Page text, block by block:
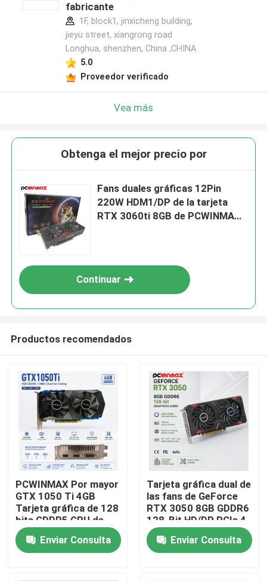
Hogar
Productos
Vídeos
fabricante
1F, block1, jinxicheng building,
jieyu street, xiangrong road
Longhua, shenzhen, China ,CHINA
5.0
Proveedor verificado
Vea más
Obtenga el mejor precio por
Fans duales gráficas 12Pin
220W HDM1/DP de la tarjeta
RTX 3060ti 8GB de PCWINMAX
Continuar
Productos recomendados
PCWINMAX Por mayor
GTX 1050 Ti 4GB
Tarjeta gráfica de 128
bits GDDR5 GPU de
baja potencia con
salida HD DP DVI para
escritorio
Enviar Consulta
Tarjeta gráfica dual de
las fans de GeForce
RTX 3050 8GB GDDR6
128-Bit HD/DP PCIe 4
del juego de
PCWINMAX para el
juego de la PC
Enviar Consulta